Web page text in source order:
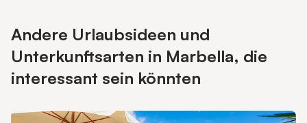
Andere Urlaubsideen und
Unterkunftsarten in Marbella, die
interessant sein könnten